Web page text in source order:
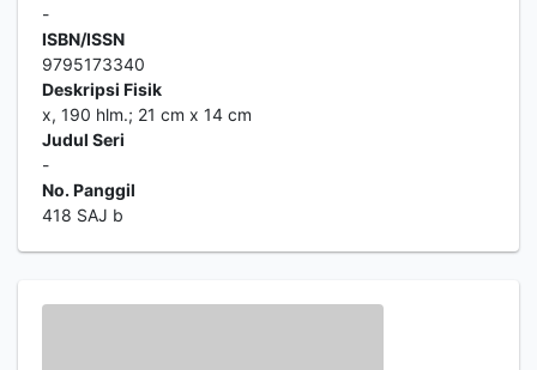
-
ISBN/ISSN
9795173340
Deskripsi Fisik
x, 190 hlm.; 21 cm x 14 cm
Judul Seri
-
No. Panggil
418 SAJ b